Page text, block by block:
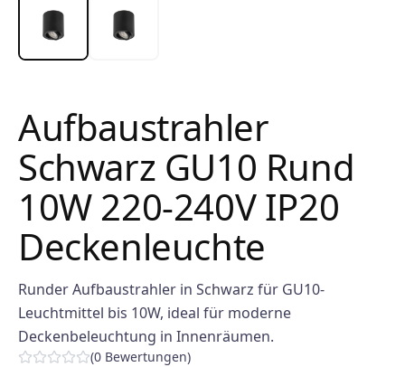
Aufbaustrahler
Schwarz GU10 Rund
10W 220-240V IP20
Deckenleuchte
Runder Aufbaustrahler in Schwarz für GU10-
Leuchtmittel bis 10W, ideal für moderne
Deckenbeleuchtung in Innenräumen.
(0 Bewertungen)